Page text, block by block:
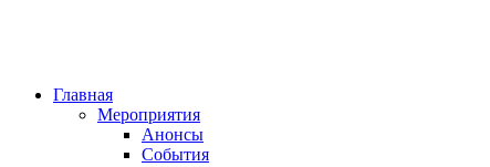
Главная
Мероприятия
Анонсы
События